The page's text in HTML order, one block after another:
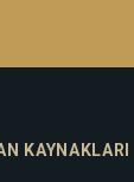
KAYNAKLARI